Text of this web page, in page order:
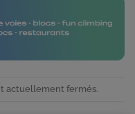
actuellement fermés.